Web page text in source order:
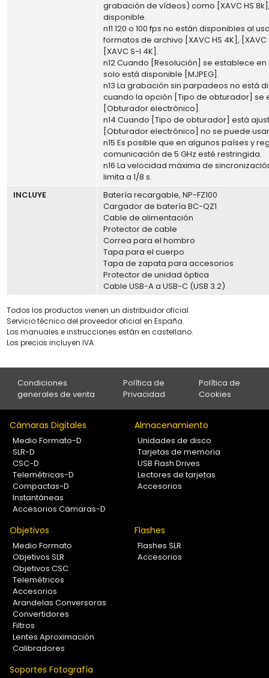
grabación de vídeos) como [XAVC HS
disponible.
n11 120 o 100 fps no están disponibles al
formatos de archivo [XAVC HS 4K], [XAVC
[XAVC S-I 4K].
n12 Cuando [Resolución] se establece
solo está disponible [MJPEG].
n13 La grabación sin parpadeos no está
cuando la opción [Tipo de obturador] se
[Obturador electrónico].
n14 Cuando [Tipo de obturador] está
[Obturador electrónico] no se puede
n15 Es posible que en algunos países y
comunicación de 5 GHz esté restringida.
n16 La velocidad máxima de
limita a 1/8 s.
INCLUYE
Batería recargable, NP-FZ100
Cargador de batería BC-QZ1
Cable de alimentación
Protector de cable
Correa para el hombro
Tapa para el cuerpo
Tapa de zapata para accesorios
Protector de unidad óptica
Cable USB-A a USB-C (USB 3.2)
Todos los productos vienen un distribuidor oficial
Servicio técnico del proveedor oficial en España.
Los manuales e instrucciones están en castellano.
Los precios incluyen IVA.
Condiciones
generales de venta
Política de
Privacidad
Política de
Cookies
Cámaras Digitales
Medio Formato-D
SLR-D
CSC-D
Telemétricas-D
Compactas-D
Instantáneas
Accesorios Cámaras-D
Almacenamiento
Unidades de disco
Tarjetas de memoria
USB Flash Drives
Lectores de tarjetas
Accesorios
Objetivos
Medio Formato
Objetivos SLR
Objetivos CSC
Telemétricos
Accesorios
Arandelas Conversoras
Convertidores
Filtros
Lentes Aproximación
Calibradores
Flashes
Flashes SLR
Accesorios
Soportes Fotografía